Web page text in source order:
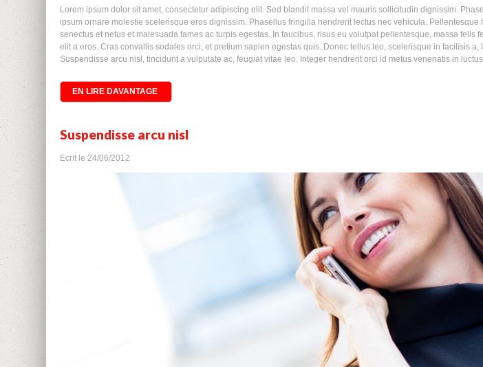
Lorem ipsum dolor sit amet, consectetur adipiscing elit. Sed blandit massa vel mauris sollicitudin dignissim.
ipsum ornare molestie scelerisque eros dignissim. Phasellus fringilla hendrerit lectus nec vehicula. Pellentesque
senectus et netus et malesuada fames ac turpis egestas. In faucibus, risus eu volutpat pellentesque, massa felis
elit a eros. Cras convallis sodales orci, et pretium sapien egestas quis. Donec tellus leo, scelerisque in facilisis a,
Suspendisse arcu nisl, tincidunt a vulputate ac, feugiat vitae leo. Integer hendrerit orci id metus venenatis in
EN LIRE DAVANTAGE
Suspendisse arcu nisl
Ecrit le 24/06/2012